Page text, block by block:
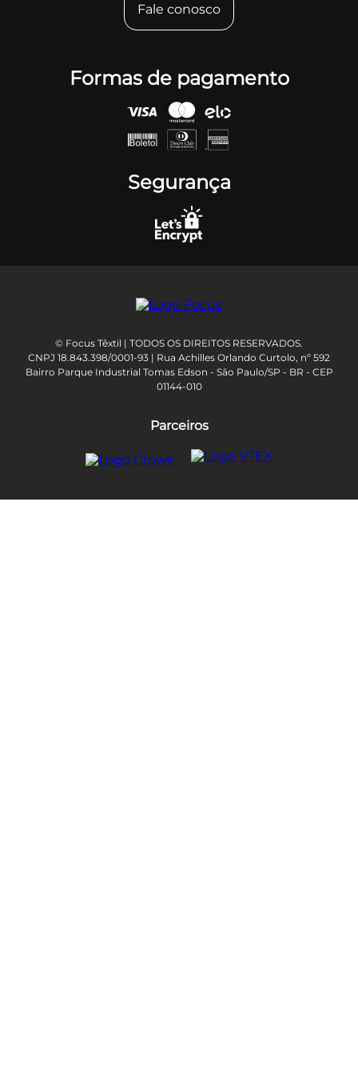
Fale conosco
Formas de pagamento
Segurança
© Focus Têxtil | TODOS OS DIREITOS RESERVADOS.
CNPJ 18.843.398/0001-93 | Rua Achilles Orlando Curtolo, nº 592
Bairro Parque Industrial Tomas Edson - São Paulo/SP - BR - CEP
01144-010
Parceiros